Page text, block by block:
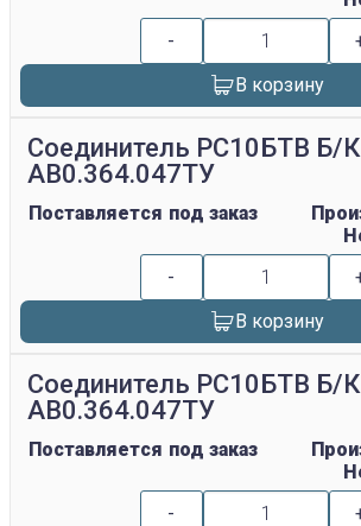
-
В корзину
Соединитель РС10БТВ Б/
АВ0.364.047ТУ
Поставляется под заказ
-
В корзину
Соединитель РС10БТВ Б/
АВ0.364.047ТУ
Поставляется под заказ
-